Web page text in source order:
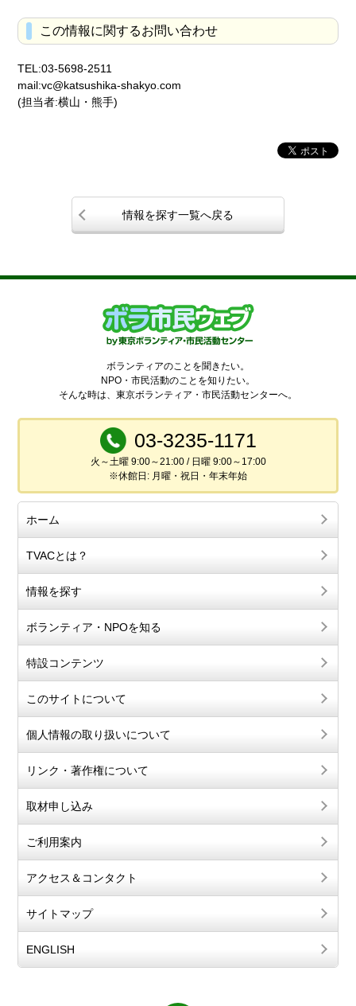
この情報に関するお問い合わせ
TEL:03-5698-2511
mail:vc@katsushika-shakyo.com
(担当者:横山・熊手)
情報を探す一覧へ戻る
ボランティアのことを聞きたい。
NPO・市民活動のことを知りたい。
そんな時は、東京ボランティア・市民活動センターへ。
03-3235-1171
火～土曜 9:00～21:00 / 日曜 9:00～17:00
※休館日: 月曜・祝日・年末年始
ホーム
TVACとは？
情報を探す
ボランティア・NPOを知る
特設コンテンツ
このサイトについて
個人情報の取り扱いについて
リンク・著作権について
取材申し込み
ご利用案内
アクセス＆コンタクト
サイトマップ
ENGLISH